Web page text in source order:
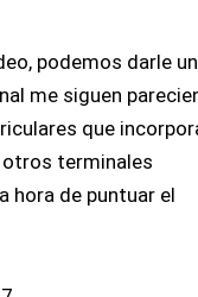
podemos darle un
me siguen
que
otros terminales
hora de puntuar el